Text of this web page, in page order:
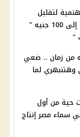
لتقليل
فاتورة الكهرباء من 1000 إلى 100 جنيه "
"
من زمان .. ضعي
وهتنبهري لما
حية من أول
لطائرة آر في 14 في سماء مصر إنتاج